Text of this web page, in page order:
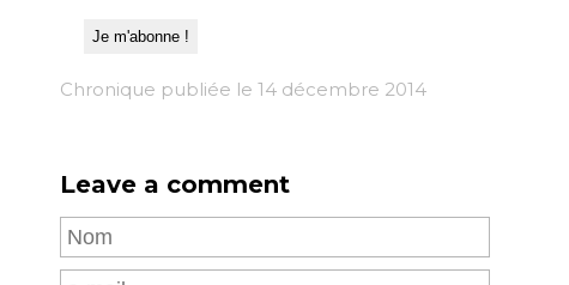
Chronique publiée le 14 décembre 2014
Leave a comment